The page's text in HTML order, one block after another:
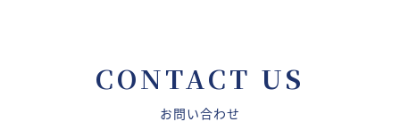
CONTACT US
お問い合わせ